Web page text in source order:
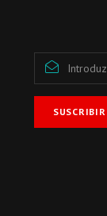
SUSCRIBIR